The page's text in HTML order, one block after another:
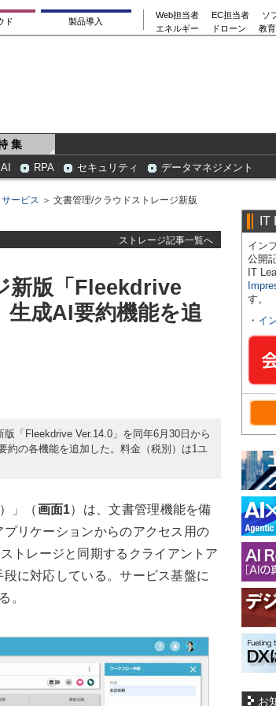
ド 製品導入
Web担当者 EC担当者
ソ
エネルギー
ドローン 教
集
AI RPA セキュリティ データマネジメント
ービス ＞ 文書管理/クラウドストレージ新版
ストレージ記事一覧へ
新版「Fleekdrive
成AI要約機能を追
「Fleekdrive Ver.14.0」を同年6月30日から
約の各機能を追加した。料金（税別）は1ユ
」（画面1）は、文書管理機能を備
リケーションからのアクセス用の
トレージと同期するクライアントア
に対応している。サービス基盤に
。
IT
イン
公開
IT
す。
・ イ
お